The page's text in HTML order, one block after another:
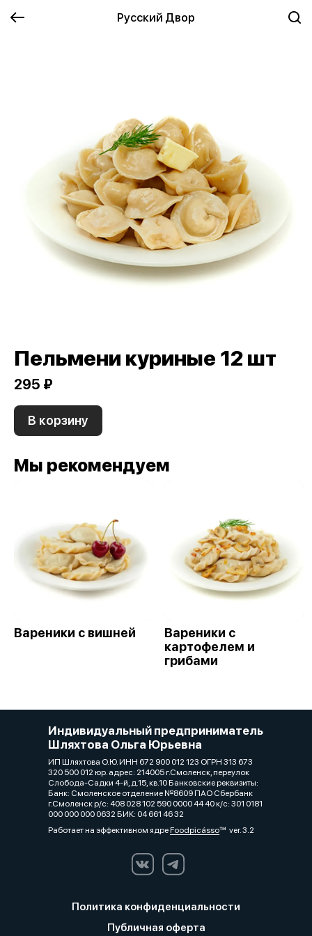
Русский Двор
Пельмени куриные 12 шт
295 ₽
В корзину
Мы рекомендуем
Вареники с вишней
Вареники с
картофелем и
грибами
Индивидуальный предприниматель
Шляхтова Ольга Юрьевна
ИП Шляхтова О.Ю. ИНН 672 900 012 123 ОГРН 313 673
320 500 012 юр. адрес: 214005 г.Смоленск, переулок
Слобода-Садки 4-й, д.15, кв.10 Банковские реквизиты:
Банк: Смоленское отделение №8609 ПАО Сбербанк
г.Смоленск р/с: 408 028 102 590 0000 44 40 к/с: 301 0181
000 000 000 0632 БИК: 04 661 46 32
Работает на эффективном ядреFoodpicássover. 3.2
Политика конфиденциальности
Публичная оферта